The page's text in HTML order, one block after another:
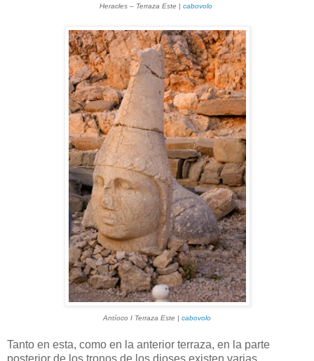
Heracles – Terraza Este | cabovolo
Antíoco I Terraza Este | cabovolo
Tanto en esta, como en la anterior terraza, en la parte